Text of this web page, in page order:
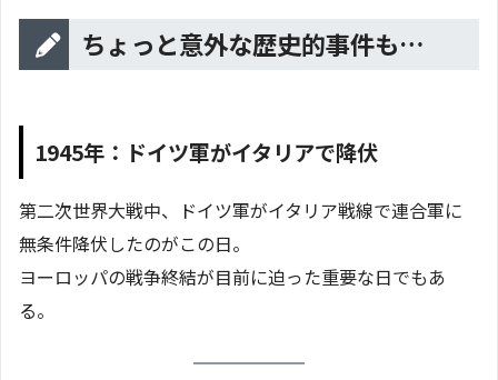
ちょっと意外な歴史的事件も…
1945年：ドイツ軍がイタリアで降伏
第二次世界大戦中、ドイツ軍がイタリア戦線で連合軍に
無条件降伏したのがこの日。
ヨーロッパの戦争終結が目前に迫った重要な日でもあ
る。